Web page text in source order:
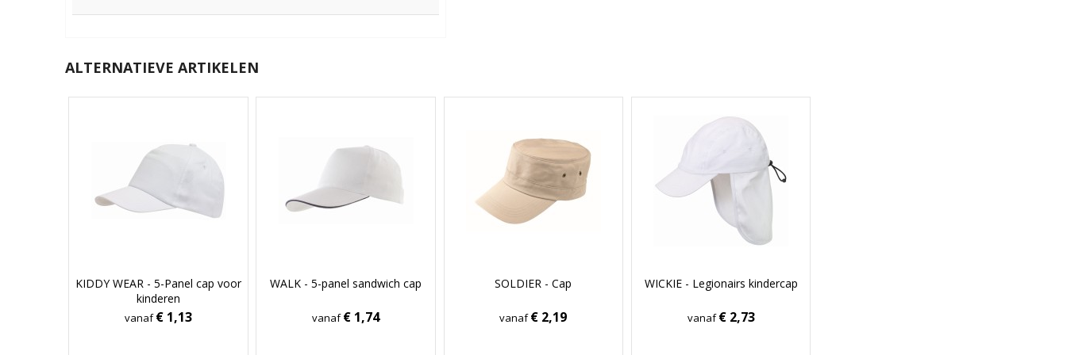
ALTERNATIEVE ARTIKELEN
KIDDY WEAR - 5-Panel cap voor
kinderen
vanaf€ 1,13
WALK - 5-panel sandwich cap
vanaf€ 1,74
SOLDIER - Cap
vanaf€ 2,19
WICKIE - Legionairs kindercap
vanaf€ 2,73